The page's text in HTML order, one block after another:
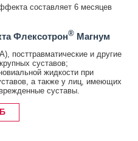
составляет 6 месяцев
Флексотрон® Магнум
посттравматические и другие
суставов;
жидкости при
а также у лиц, имеющих
суставы.